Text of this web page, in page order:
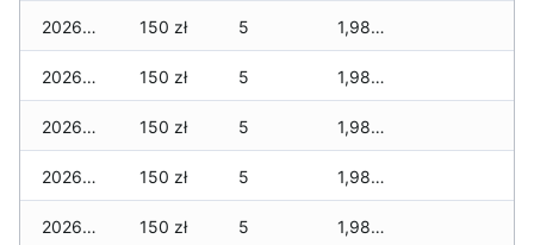
2026-05-31 150 zł 5 1,980 zł
2026-05-30 150 zł 5 1,980 zł
2026-05-29 150 zł 5 1,980 zł
2026-05-28 150 zł 5 1,980 zł
2026-05-27 150 zł 5 1,980 zł